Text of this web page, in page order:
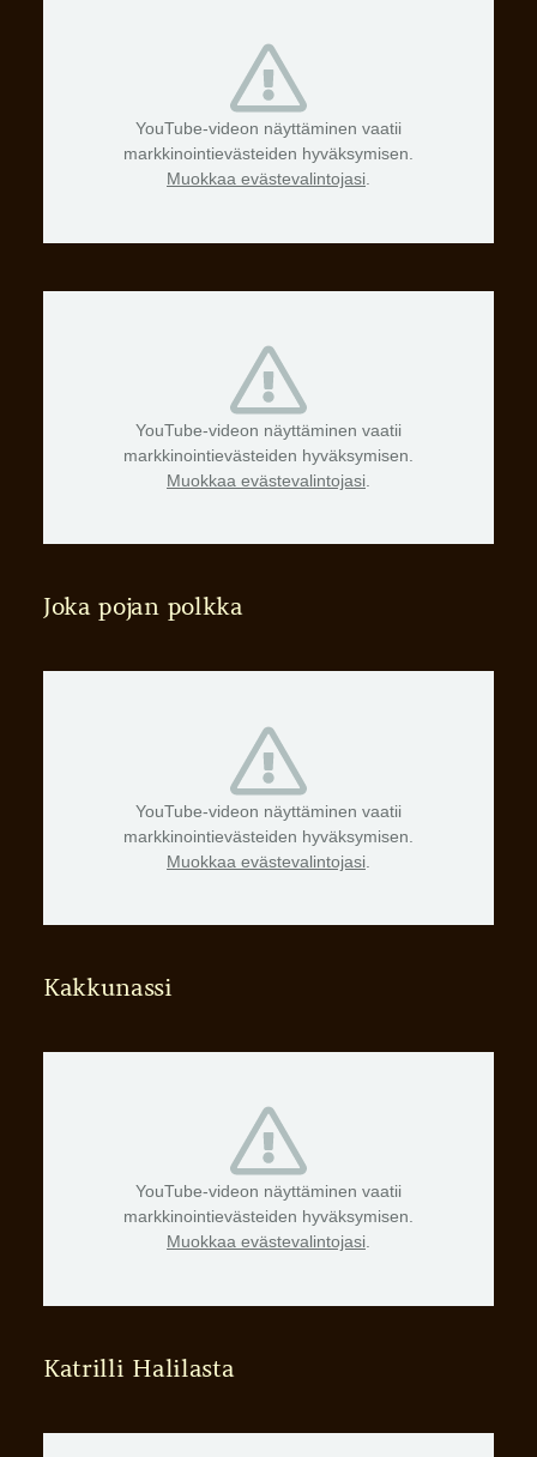
YouTube-videon näyttäminen vaatii
markkinointievästeiden hyväksymisen.
Muokkaa evästevalintojasi.
YouTube-videon näyttäminen vaatii
markkinointievästeiden hyväksymisen.
Muokkaa evästevalintojasi
Joka pojan polkka
YouTube-videon näyttäminen vaatii
markkinointievästeiden hyväksymisen.
Muokkaa evästevalintojasi
Kakkunassi
YouTube-videon näyttäminen vaatii
markkinointievästeiden hyväksymisen.
Muokkaa evästevalintojasi.
Katrilli Halilasta